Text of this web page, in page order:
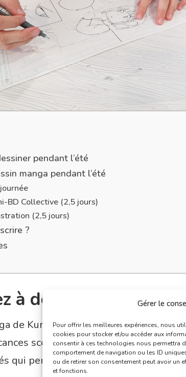
Gérer le
Pour offrir les meilleures expériences, nous
cookies pour stocker et/ou accéder aux
consentir à ces technologies nous permettra
comportement de navigation ou les ID
ou de retirer son consentement peut avoir un
et fonctions.
pendant l’été
manga pendant l’été
BD Collective (2,5 jours)
(2,5 jours)
?
à dessiner pendant
de Kuru, je vous propose plusieurs
scolaires. Les stages sont
qui permettent à chacun de trouver